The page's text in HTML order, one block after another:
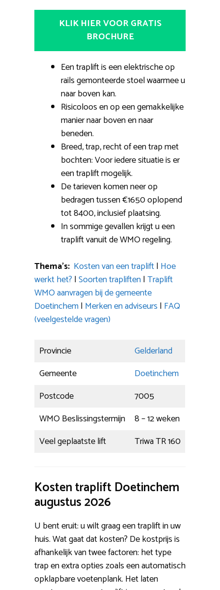
KLIK HIER VOOR GRATIS
BROCHURE
Een traplift is een elektrische op
rails gemonteerde stoel waarmee u
naar boven kan.
Risicoloos en op een gemakkelijke
manier naar boven en naar
beneden.
Breed, trap, recht of een trap met
bochten: Voor iedere situatie is er
een traplift mogelijk.
De tarieven komen neer op
bedragen tussen €1650 oplopend
tot 8400, inclusief plaatsing.
In sommige gevallen krijgt u een
traplift vanuit de WMO regeling.
Thema’s: Kosten van een traplift| Hoe
werkt het? |Soorten trapliften|Traplift
WMO aanvragen bij de gemeente
Doetinchem| Merken en adviseurs | FAQ
(veelgestelde vragen)
Provincie
Gelderland
Gemeente
Doetinchem
Postcode
7005
WMO Beslissingstermijn
8 – 12 weken
Veel geplaatste lift
Triwa TR 160
Kosten traplift Doetinchem
augustus 2026
U bent eruit: u wilt graag een traplift in uw
huis. Wat gaat dat kosten? De kostprijs is
afhankelijk van twee factoren: het type
trap en extra opties zoals een automatisch
opklapbare voetenplank. Het laten